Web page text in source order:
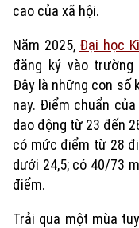
cao của xã hội.
Năm 2025, Đại học
đăng ký vào trường
Đây là những con số
nay. Điểm chuẩn
dao động từ 23 đến
có mức điểm từ 28
dưới 24,5; có 40/73
điểm.
Trải qua một mùa